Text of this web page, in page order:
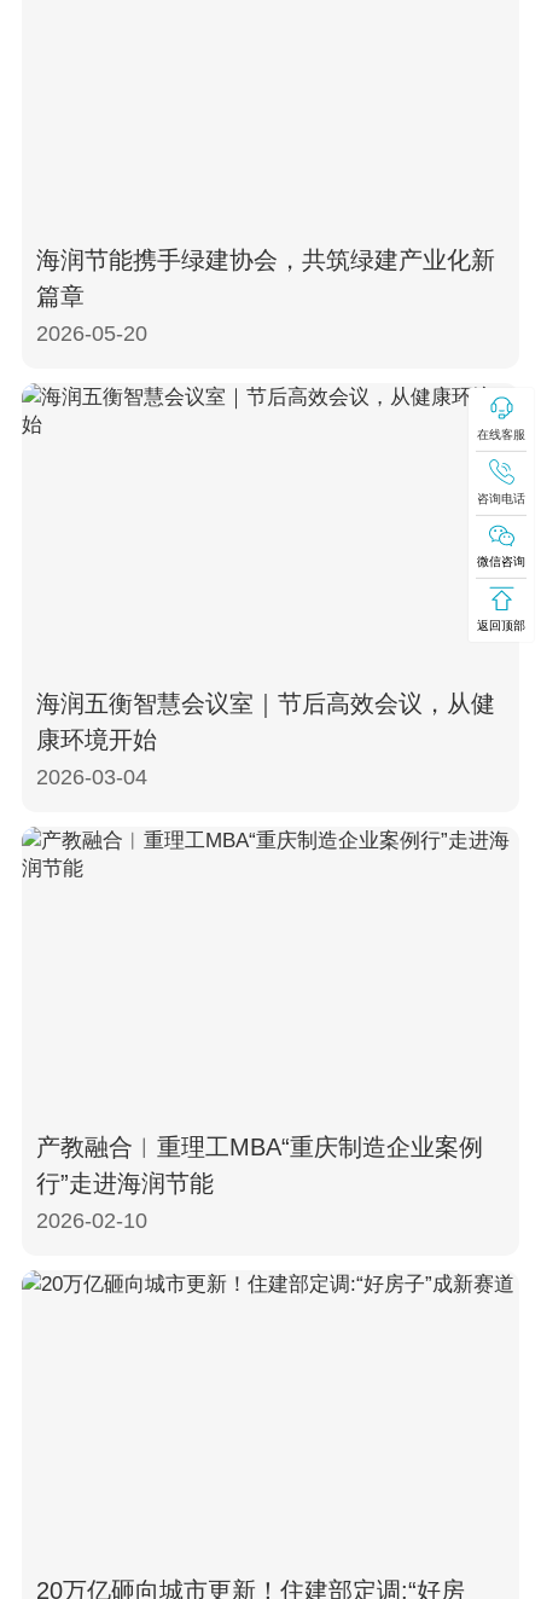
在线客服
咨询电话
微信咨询
返回顶部
海润节能携手绿建协会，共筑绿建产业化新
篇章
2026-05-20
海润五衡智慧会议室｜节后高效会议，从健
康环境开始
2026-03-04
产教融合︱重理工MBA“重庆制造企业案例
行”走进海润节能
2026-02-10
20万亿砸向城市更新！住建部定调:“好房